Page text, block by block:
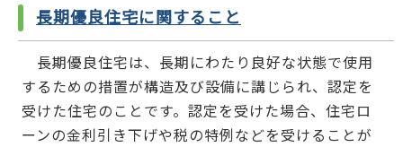
長期優良住宅に関すること
長期優良住宅は、長期にわたり良好な状態で使用
するための措置が構造及び設備に講じられ、認定を
受けた住宅のことです。認定を受けた場合、住宅ロ
ーンの金利引き下げや税の特例などを受けることが